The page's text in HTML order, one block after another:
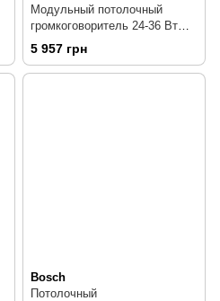
Модульный потолочный
громкоговоритель 24-36 Вт
Bosch LC4-UC24E
5 957 грн
Bosch
Потолочный